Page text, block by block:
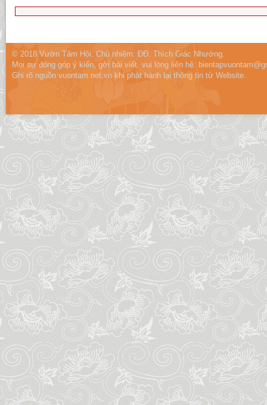
© 2018 Vườn Tâm Hội. Chủ nhiệm: ĐĐ. Thích Giác Nhường.
Mọi sự đóng góp ý kiến, gởi bài viết, vui lòng liên hệ:
Ghi rõ nguồn vuontam.net.vn khi phát hành lại thông tin từ Website.